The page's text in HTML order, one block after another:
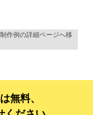
作例の詳細ページへ移
無料、